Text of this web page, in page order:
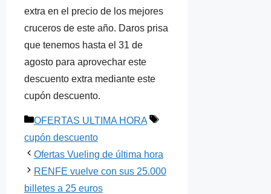
extra en el precio de los mejores
cruceros de este año. Daros prisa
que tenemos hasta el 31 de
agosto para aprovechar este
descuento extra mediante este
cupón descuento.
Categorías
OFERTAS ULTIMA HORA
Etiquetas
cupón descuento
Ofertas Vueling de última hora
RENFE vuelve con sus 25.000
billetes a 25 euros